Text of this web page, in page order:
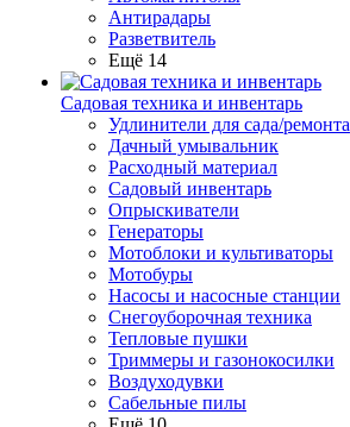
Антирадары
Разветвитель
Ещё 14
Садовая техника и инвентарь
Удлинители для сада/ремонта
Дачный умывальник
Расходный материал
Садовый инвентарь
Опрыскиватели
Генераторы
Мотоблоки и культиваторы
Мотобуры
Насосы и насосные станции
Снегоуборочная техника
Тепловые пушки
Триммеры и газонокосилки
Воздуходувки
Сабельные пилы